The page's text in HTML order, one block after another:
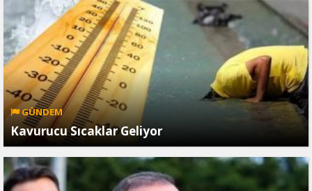
GÜNDEM
Kavurucu Sıcaklar Geliyor